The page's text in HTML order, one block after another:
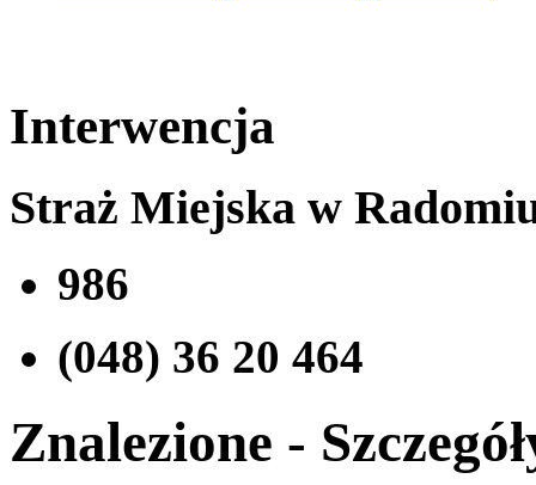
Interwencja
Straż Miejska w
986
(048) 36 20 464
Znalezione -